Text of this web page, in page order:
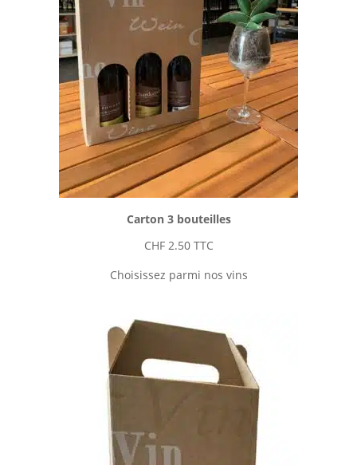
Carton 3 bouteilles
CHF2.50 TTC
Choisissez parmi nos vins